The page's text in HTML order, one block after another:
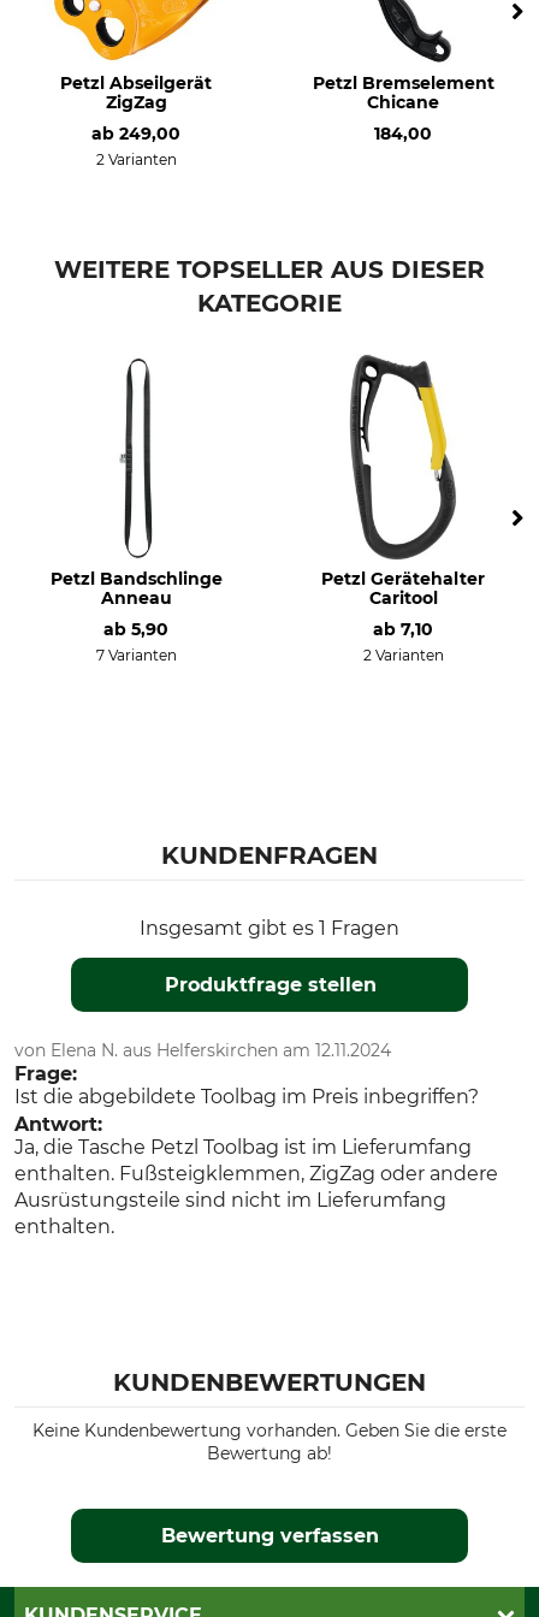
Petzl Abseilgerät
ZigZag
ab 249,00
2 Varianten
Petzl Bremselement
Chicane
184,00
WEITERE TOPSELLER AUS DIESER
KATEGORIE
Petzl Bandschlinge
Anneau
ab 5,90
7 Varianten
Petzl Gerätehalter
Caritool
ab 7,10
2 Varianten
KUNDENFRAGEN
Insgesamt gibt es 1 Fragen
Produktfrage stellen
von Elena N. aus Helferskirchen am 12.11.2024
Frage:
Ist die abgebildete Toolbag im Preis inbegriffen?
Antwort:
Ja, die Tasche Petzl Toolbag ist im Lieferumfang
enthalten. Fußsteigklemmen, ZigZag oder andere
Ausrüstungsteile sind nicht im Lieferumfang
enthalten.
KUNDENBEWERTUNGEN
Keine Kundenbewertung vorhanden. Geben Sie die erste
Bewertung ab!
Bewertung verfassen